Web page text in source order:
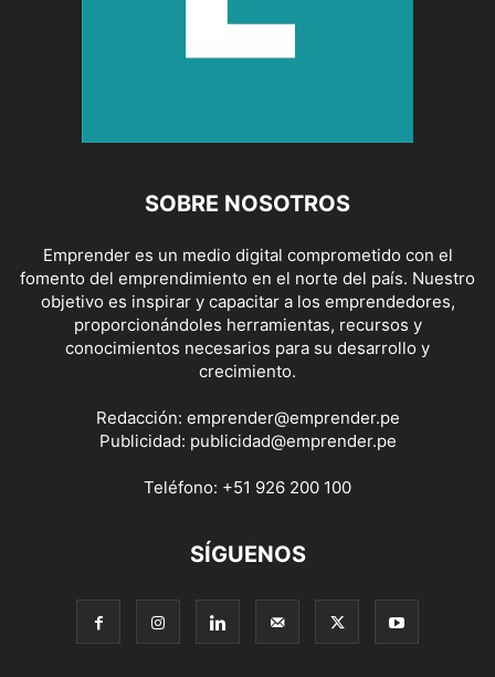
SOBRE NOSOTROS
Emprender es un medio digital comprometido con el
fomento del emprendimiento en el norte del país. Nuestro
objetivo es inspirar y capacitar a los emprendedores,
proporcionándoles herramientas, recursos y
conocimientos necesarios para su desarrollo y
crecimiento.
Redacción: emprender@emprender.pe
Publicidad: publicidad@emprender.pe
Teléfono: +51 926 200 100
SÍGUENOS